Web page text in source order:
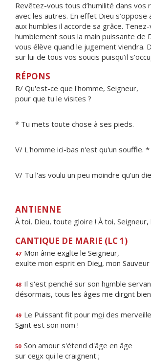
Revêtez-vous tous d’humilité dans vos
avec les autres. En effet Dieu s’oppose
aux humbles il accorde sa grâce.
humblement sous la main puissante de
vous élève quand le jugement viendra.
sur lui de tous vos soucis puisqu’il
RÉPONS
R/ Qu'est-ce que l'homme, Seigneur,
pour que tu le visites ?
* Tu mets toute chose à ses pieds.
V/ L'homme ici-bas n'est qu'un souffle. *
V/ Tu l'as voulu un peu moindre qu'un
ANTIENNE
À toi, Dieu, toute gloire ! À toi, Seigneur,
CANTIQUE DE MARIE (LC 1)
47 Mon âme exalte le Seigneur,
exulte mon esprit en Dieu, mon Sauveur
48 Il s'est penché sur son humble
désormais, tous les âges me diront
49 Le Puissant fit pour moi des
Saint est son nom !
50 Son amour s'étend d'âge en âge
sur ceux qui le craignent ;